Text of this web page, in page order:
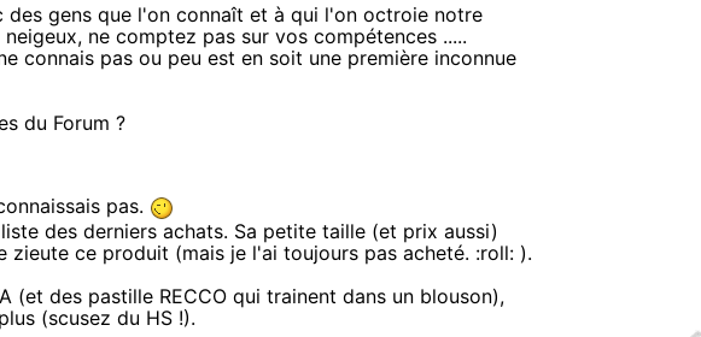
gens que l'on connaît et à qui l'on octroie notre
ne comptez pas sur vos compétences .....
connais pas ou peu est en soit une première inconnue
du Forum ?
pas.
des derniers achats. Sa petite taille (et prix aussi)
zieute ce produit (mais je l'ai toujours pas acheté. :roll: ).
(et des pastille RECCO qui trainent dans un blouson),
(scusez du HS !).